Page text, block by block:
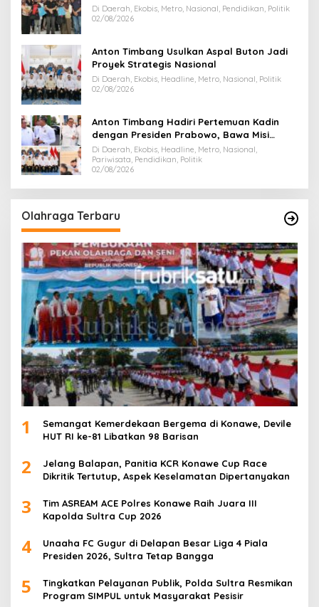
Di Daerah, Ekobis, Metro, Nasional, Pendidikan, Politik
02/08/2026
Anton Timbang Usulkan Aspal Buton Jadi
Proyek Strategis Nasional
Di Daerah, Ekobis, Headline, Metro, Nasional, Politik
02/08/2026
Anton Timbang Hadiri Pertemuan Kadin
dengan Presiden Prabowo, Bawa Misi
Majukan Ekonomi Sultra
Di Daerah, Ekobis, Headline, Metro, Nasional,
Pariwisata, Pendidikan, Politik
02/08/2026
Olahraga Terbaru
1
Semangat Kemerdekaan Bergema di Konawe, Devile
HUT RI ke-81 Libatkan 98 Barisan
2
Jelang Balapan, Panitia KCR Konawe Cup Race
Dikritik Tertutup, Aspek Keselamatan Dipertanyakan
3
Tim ASREAM ACE Polres Konawe Raih Juara III
Kapolda Sultra Cup 2026
4
Unaaha FC Gugur di Delapan Besar Liga 4 Piala
Presiden 2026, Sultra Tetap Bangga
5
Tingkatkan Pelayanan Publik, Polda Sultra Resmikan
Program SIMPUL untuk Masyarakat Pesisir